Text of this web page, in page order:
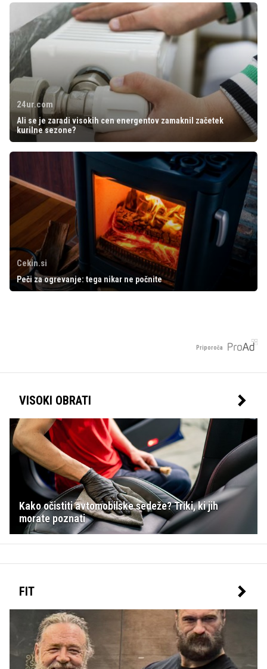
24ur.com
Ali se je zaradi visokih cen energentov zamaknil začetek
kurilne sezone?
Cekin.si
Peči za ogrevanje: tega nikar ne počnite
Priporoča
VISOKI OBRATI
Kako očistiti avtomobilske sedeže? Triki, ki jih
morate poznati
FIT